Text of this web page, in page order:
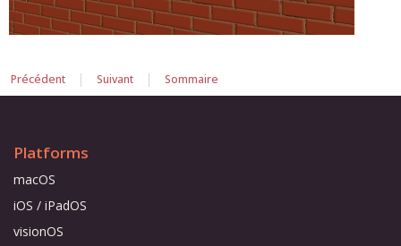
Précédent | Suivant | Sommaire
Platforms
macOS
iOS / iPadOS
visionOS